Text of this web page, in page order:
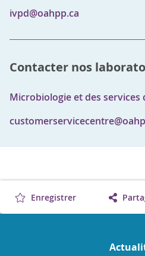
ivpd@oahpp.ca
Contacter nos
Microbiologie et des
Enregistrer